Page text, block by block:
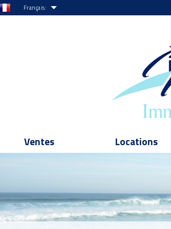
Français:
Ventes Locations